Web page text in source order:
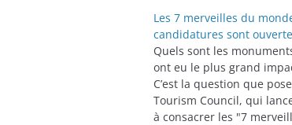
Les 7 merveilles du
candidatures sont
Quels sont les
ont eu le plus grand
C’est la question que
Tourism Council, qui
à consacrer les "7